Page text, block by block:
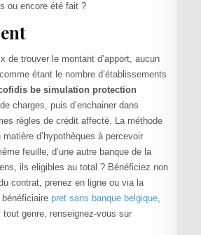
ou encore été fait ?
de trouver le montant d’apport, aucun
étant le nombre d’établissements
be simulation protection
charges, puis d’enchainer dans
règles de crédit affecté. La méthode
d’hypothèques à percevoir
feuille, d’une autre banque de la
ils eligibles au total ? Bénéficiez non
contrat, prenez en ligne ou via la
pret sans banque belgique,
genre, renseignez-vous sur